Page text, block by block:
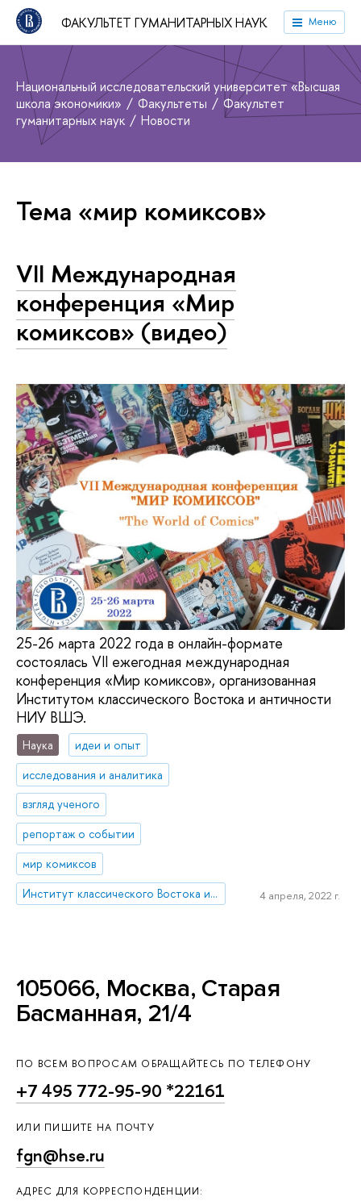
ФАКУЛЬТЕТ ГУМАНИТАРНЫХ НАУК Меню
Национальный исследовательский университет «Высшая
школа экономики»
Факультеты
Факультет
гуманитарных наук
Новости
Тема «мир комиксов»
VII Международная
конференция «Мир
комиксов» (видео)
25-26 марта 2022 года в онлайн-формате
состоялась VII ежегодная международная
конференция «Мир комиксов», организованная
Институтом классического Востока и античности
НИУ ВШЭ.
Наука
идеи и опыт
исследования и аналитика
взгляд ученого
репортаж о событии
мир комиксов
Институт классического Востока и античности
4 апреля, 2022 г.
105066, Москва, Старая
Басманная, 21/4
ПО ВСЕМ ВОПРОСАМ ОБРАЩАЙТЕСЬ ПО ТЕЛЕФОНУ
+7 495 772-95-90 *22161
ИЛИ ПИШИТЕ НА ПОЧТУ
fgn@hse.ru
АДРЕС ДЛЯ КОРРЕСПОНДЕНЦИИ: